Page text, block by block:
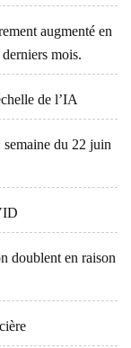
augmenté en
mois.
de l’IA
semaine du 22 juin
doublent en raison